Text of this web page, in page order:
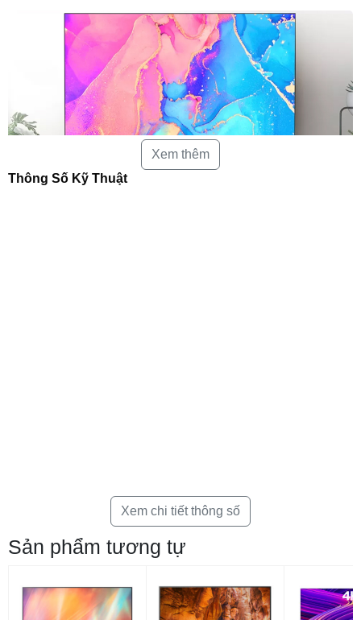
Tivi TCLÄÆ°á»£c trang bá» Äá» phÃ¢n giáº£i Ultra HD 4K cho hÃ¬nh
phÃ©p báº¡n ÄÆ°á»£c tráº£i nghiá»m ná»i dung yÃªu thÃ­ch cá»§a báº¡n
vá»i 1 tá»· tinh thá» Nano lÆ°á»£ng tá»­ hÃ¬nh áº£nh HDR thá» hiá»n
Xem thêm
Thông Số Kỹ Thuật
Xem chi tiết thông số
Sản phẩm tương tự